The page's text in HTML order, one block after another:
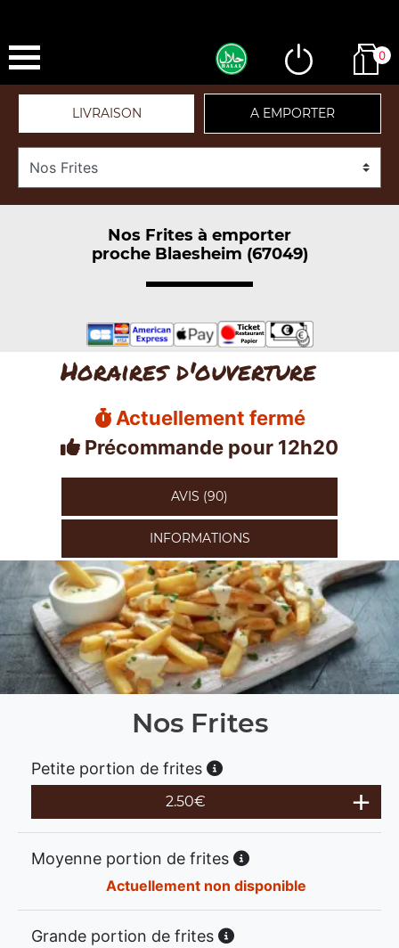
0
LIVRAISON A EMPORTER
Nos Frites à emporter
proche Blaesheim (67049)
Horaires d'ouverture
Actuellement fermé
Précommande pour 12h20
AVIS (90)
INFORMATIONS
Nos Frites
Petite portion de frites
2.50€
Moyenne portion de frites
Actuellement non disponible
Grande portion de frites